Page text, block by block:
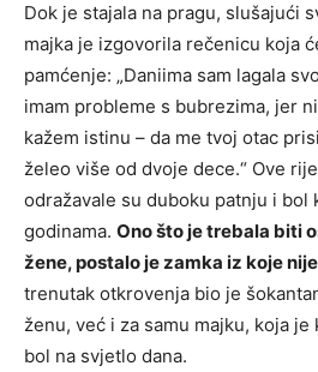
Dok je stajala na pragu, slušajući
majka je izgovorila rečenicu koja
pamćenje: „Daniima sam lagala
imam probleme s bubrezima, jer
kažem istinu – da me tvoj otac
želeo više od dvoje dece.“ Ove
odražavale su duboku patnju i bol
godinama. Ono što je trebala biti
žene, postalo je zamka iz koje
trenutak otkrovenja bio je
ženu, već i za samu majku, koja
bol na svjetlo dana.